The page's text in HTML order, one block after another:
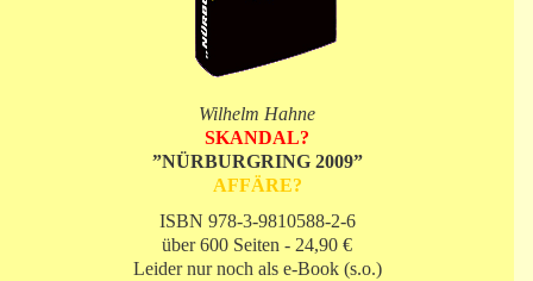
Wilhelm Hahne
SKANDAL?
”NÜRBURGRING 2009”
AFFÄRE?
ISBN 978-3-9810588-2-6
über 600 Seiten - 24,90 €
Leider nur noch als e-Book (s.o.)